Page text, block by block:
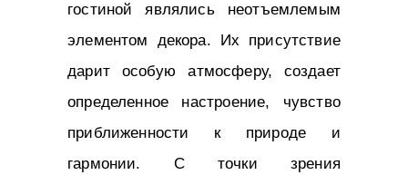
гостиной являлись неотъемлемым
элементом декора. Их присутствие
дарит особую атмосферу, создает
определенное настроение, чувство
приближенности к природе и
гармонии. С точки зрения